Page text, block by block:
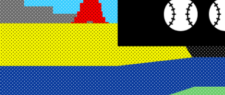
「90%は失敗する。でも…」本
#藤
#玉